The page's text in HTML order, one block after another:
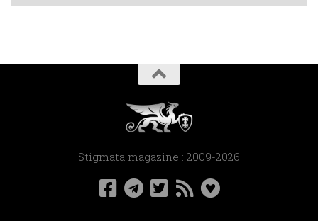
Stigmata magazine : 2009-2026